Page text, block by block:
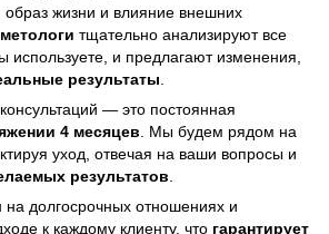
жизни и влияние внешних
тщательно анализируют все
используете, и предлагают изменения,
результаты.
— это постоянная
4 месяцев. Мы будем рядом на
уход, отвечая на ваши вопросы и
результатов.
долгосрочных отношениях и
к каждому клиенту, что гарантирует